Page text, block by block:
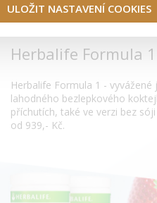
Herbalife Formula
Herbalife Formula 1 - vyvážené
lahodného bezlepkového
příchutích, také ve verzi bez
od 939,- Kč.
ULOŽIT NASTAVENÍ COOKIES